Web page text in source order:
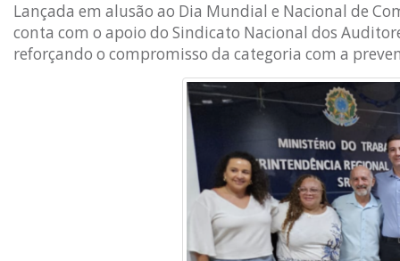
Lançada em alusão ao Dia Mundial e Nacional de
conta com o apoio do Sindicato Nacional dos
reforçando o compromisso da categoria com a